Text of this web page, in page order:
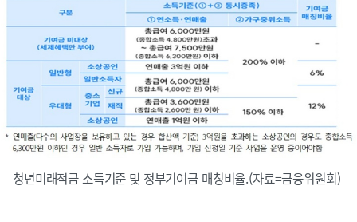
청년미래적금 소득기준 및 정부기여금 매칭비율.(자료=금융위원회)